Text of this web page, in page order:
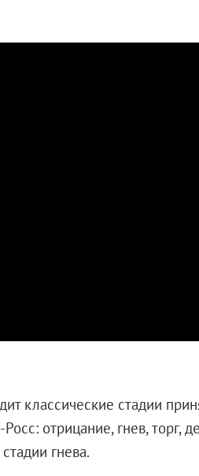
классические стадии
отрицание, гнев, торг,
гнева.